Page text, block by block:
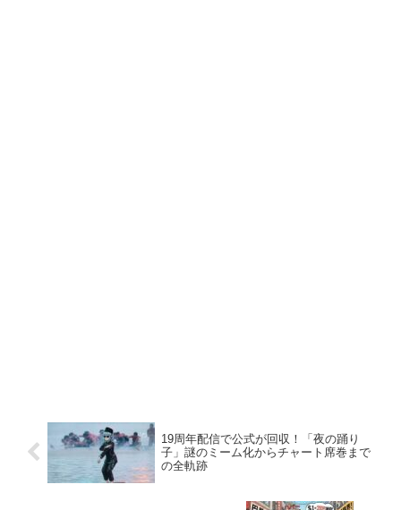
19周年配信で公式が回収！「夜の踊り
子」謎のミーム化からチャート席巻まで
の全軌跡